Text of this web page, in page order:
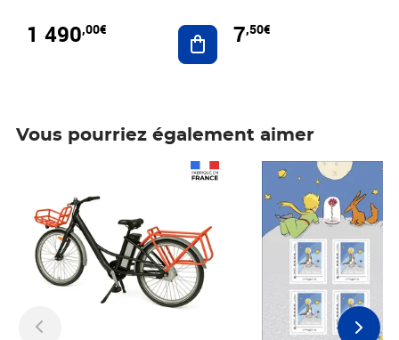
1 490,00€ Ajouter au panier
7,50€
Vous pourriez également aimer
Prix 7,50€